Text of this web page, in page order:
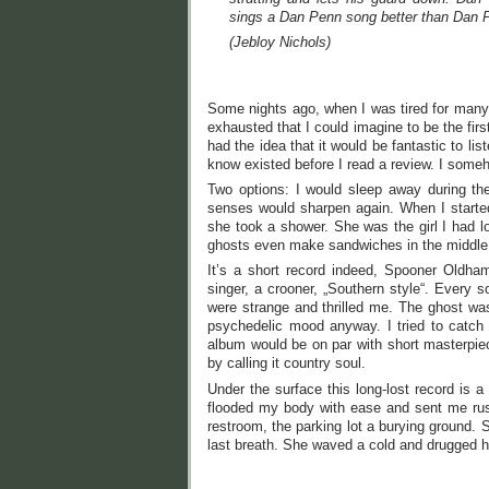
sings a Dan Penn song better than Dan
(Jebloy Nichols)
Some nights ago, when I was tired for
exhausted that I could imagine to be the
had the idea that it would be fantastic to
know existed before I read a review. I
Two options: I would sleep away during
senses would sharpen again. When I
she took a shower. She was the girl I had
ghosts even make sandwiches in the
It’s a short record indeed, Spooner
singer, a crooner, „Southern style“. Every
were strange and thrilled me. The ghost
psychedelic mood anyway. I tried to
album would be on par with short
by calling it country soul.
Under the surface this long-lost record is
flooded my body with ease and sent me
restroom, the parking lot a burying ground.
last breath. She waved a cold and drugged